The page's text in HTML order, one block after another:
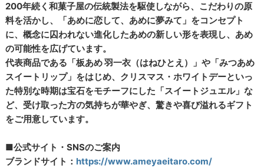
200年続く和菓子屋の伝統製法を駆使しながら、こだわりの原
料を活かし、「あめに恋して、あめに夢みて」をコンセプト
に、概念に囚われない進化したあめの新しい形を表現し、あめ
の可能性を広げています。
代表商品である「板あめ 羽一衣（はねひとえ）」や「みつあめ
スイートリップ」をはじめ、クリスマス・ホワイトデーといっ
た特別な時期は宝石をモチーフにした「スイートジュエル」な
ど、受け取った方の気持ちが華やぎ、驚きや喜び溢れるギフト
をご用意しています。
■公式サイト・SNSのご案内
ブランドサイト： https://www.ameyaeitaro.com/